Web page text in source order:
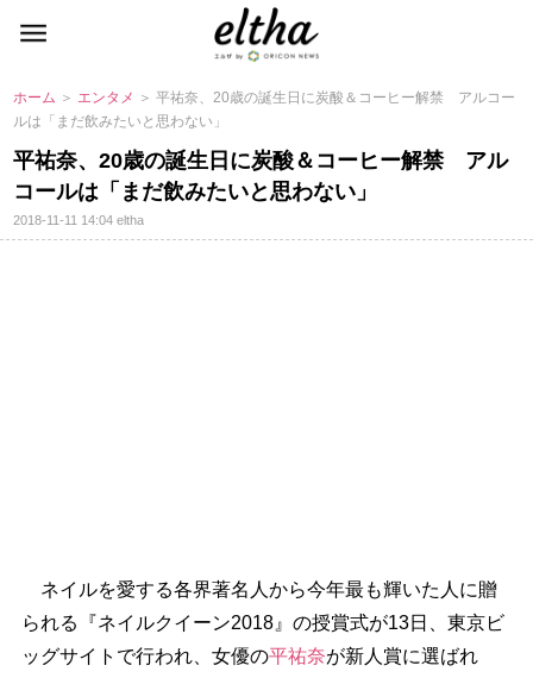
ホーム ＞ エンタメ ＞ 平祐奈、20歳の誕生日に炭酸＆コーヒー解禁 アルコー
ルは「まだ飲みたいと思わない」
平祐奈、20歳の誕生日に炭酸＆コーヒー解禁 アル
コールは「まだ飲みたいと思わない」
2018-11-11 14:04eltha
ネイルを愛する各界著名人から今年最も輝いた人に贈
られる『ネイルクイーン2018』の授賞式が13日、東京ビ
ッグサイトで行われ、女優の平祐奈が新人賞に選ばれ